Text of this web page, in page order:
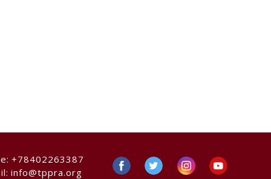
+78402263387
info@tppra.org